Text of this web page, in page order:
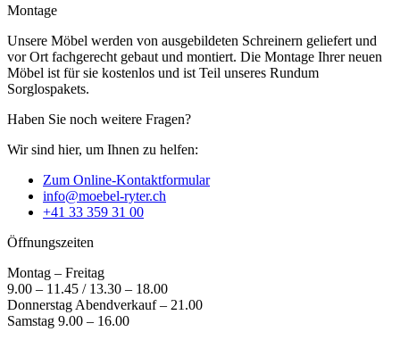
Montage
Unsere Möbel werden von ausgebildeten Schreinern geliefert und
vor Ort fachgerecht gebaut und montiert. Die Montage Ihrer neuen
Möbel ist für sie kostenlos und ist Teil unseres Rundum
Sorglospakets.
Haben Sie noch weitere Fragen?
Wir sind hier, um Ihnen zu helfen:
Zum Online-Kontaktformular
info@moebel-ryter.ch
+41 33 359 31 00
Öffnungszeiten
Montag – Freitag
9.00 – 11.45 / 13.30 – 18.00
Donnerstag Abendverkauf – 21.00
Samstag 9.00 – 16.00